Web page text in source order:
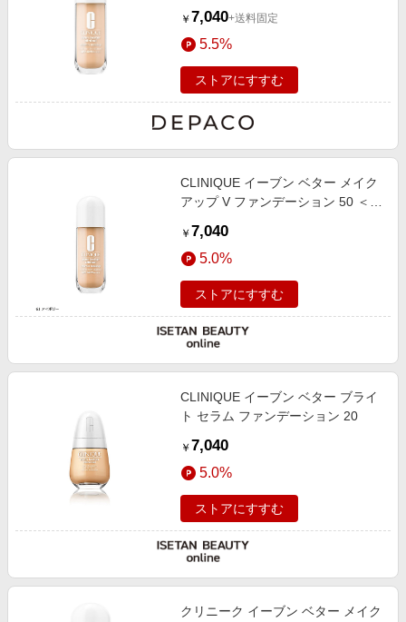
30mL/SPF 50 / PA ++++
￥ 7,040+送料固定
5.5%
ストアにすすむ
CLINIQUE イーブン ベター メイク
アップ V ファンデーション 50 ＜
￥ 7,040
5.0%
ストアにすすむ
CLINIQUE イーブン ベター ブライ
ト セラム ファンデーション 20
￥ 7,040
5.0%
ストアにすすむ
クリニーク イーブン ベター メイク